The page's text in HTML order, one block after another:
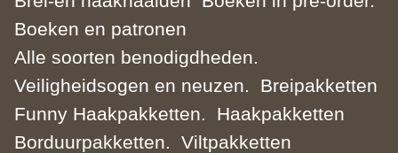
Boeken en patronen
Alle soorten benodigdheden.
Veiligheidsogen en neuzen.
Breipakketten
Funny Haakpakketten.
Haakpakketten
Borduurpakketten.
Viltpakketten